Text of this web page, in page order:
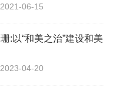
要时可以采取法律手
2021-06-15
:以“和美之治”建设和美
2023-04-20